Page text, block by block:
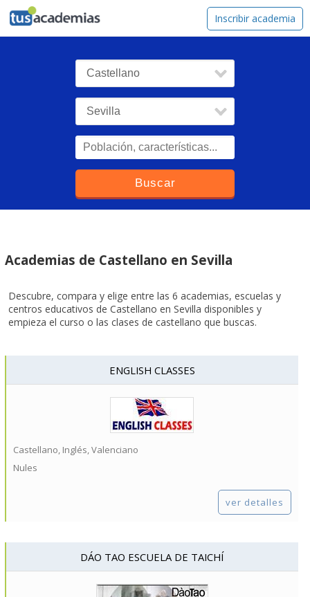
tusacademias Inscribir academia
Academias de Castellano en Sevilla
Descubre, compara y elige entre las 6 academias, escuelas y
centros educativos de Castellano en Sevilla disponibles y
empieza el curso o las clases de castellano que buscas.
ENGLISH CLASSES
Castellano, Inglés, Valenciano
Nules
ver detalles
DÁO TAO ESCUELA DE TAICHÍ